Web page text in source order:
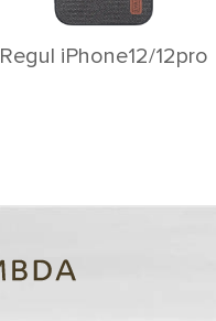
Rеgul iPhone12/12pro